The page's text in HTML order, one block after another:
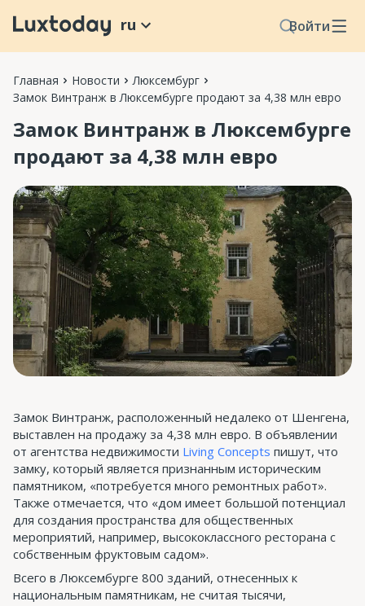
Войти
ru
Главная Новости
Люксембург
Замок Винтранж в Люксембурге продают за 4,38 млн евро
Замок Винтранж в Люксембурге
продают за 4,38 млн евро
Замок Винтранж, расположенный недалеко от Шенгена,
выставлен на продажу за 4,38 млн евро. В объявлении
от агентства недвижимости Living Concepts пишут, что
замку, который является признанным историческим
памятником, «потребуется много ремонтных работ».
Также отмечается, что «дом имеет большой потенциал
для создания пространства для общественных
мероприятий, например, высококлассного ресторана с
собственным фруктовым садом».
Всего в Люксембурге 800 зданий, отнесенных к
национальным памятникам, не считая тысячи,